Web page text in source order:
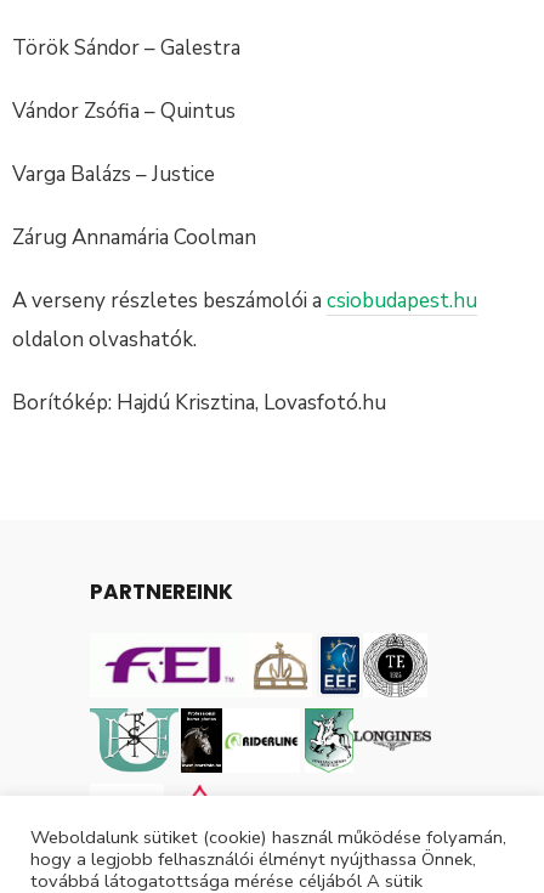
Török Sándor – Galestra
Vándor Zsófia – Quintus
Varga Balázs – Justice
Zárug Annamária Coolman
A verseny részletes beszámolói a csiobudapest.hu
oldalon olvashatók.
Borítókép: Hajdú Krisztina, Lovasfotó.hu
PARTNEREINK
Weboldalunk sütiket (cookie) használ működése folyamán,
hogy a legjobb felhasználói élményt nyújthassa Önnek,
továbbá látogatottsága mérése céljából A sütik